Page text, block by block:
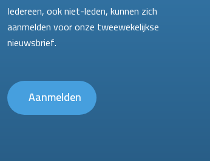
Iedereen, ook niet-leden, kunnen zich
aanmelden voor onze tweewekelijkse
nieuwsbrief.
Aanmelden